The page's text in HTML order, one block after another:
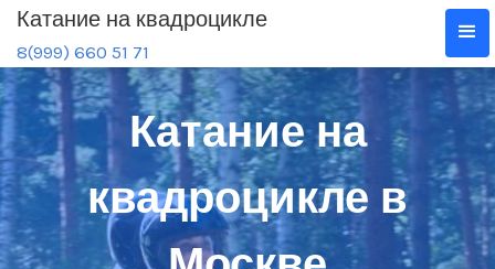
Катание на квадроцикле
8(999) 660 51 71
Катание на
квадроцикле в